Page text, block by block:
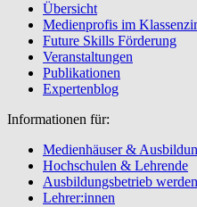
Übersicht
Medienprofis im
Future Skills Förderung
Veranstaltungen
Publikationen
Expertenblog
Informationen für:
Medienhäuser &
Hochschulen & Lehrende
Ausbildungsbetrieb werden
Lehrer:innen